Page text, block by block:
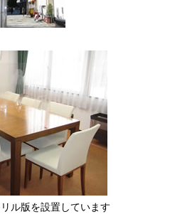
ル版を設置しています